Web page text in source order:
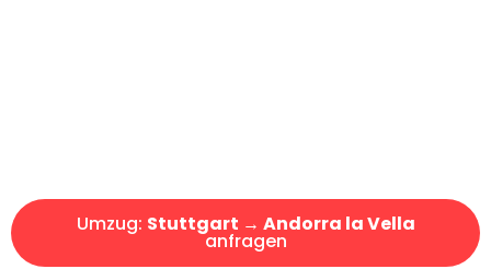
Umzug: Stuttgart → Andorra la Vella
anfragen